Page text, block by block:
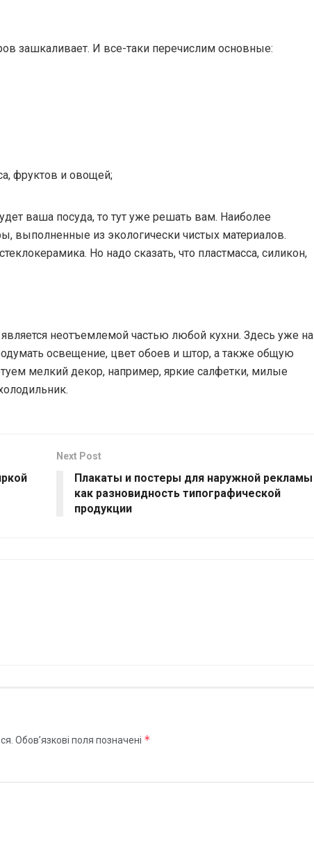
зашкаливает. И все-таки перечислим основные:
фруктов и овощей;
ваша посуда, то тут уже решать вам. Наиболее
выполненные из экологически чистых материалов.
Но надо сказать, что пластмасса, силикон,
является неотъемлемой частью любой кухни. Здесь уже на
освещение, цвет обоев и штор, а также общую
мелкий декор, например, яркие салфетки, милые
Next Post
Плакаты и постеры для наружной рекламы
как разновидность типографической
продукции
Обов’язкові поля позначені *